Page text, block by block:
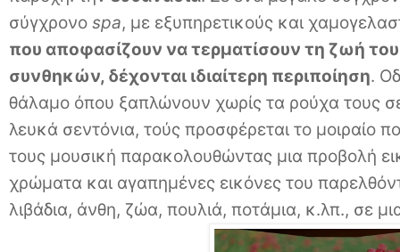
σύγχρονο spa, με εξυπηρετικούς και
που αποφασίζουν να τερματίσουν τη ζωή
συνθηκών, δέχονται ιδιαίτερη περιποίηση.
θάλαμο όπου ξαπλώνουν χωρίς τα ρούχα τους
λευκά σεντόνια, τούς προσφέρεται το μοιραίο
τους μουσική παρακολουθώντας μια προβολή
χρώματα και αγαπημένες εικόνες του
λιβάδια, άνθη, ζώα, πουλιά, ποτάμια, κ.λπ., σε